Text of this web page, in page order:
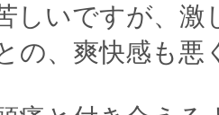
しいですが、
の、爽快感も悪